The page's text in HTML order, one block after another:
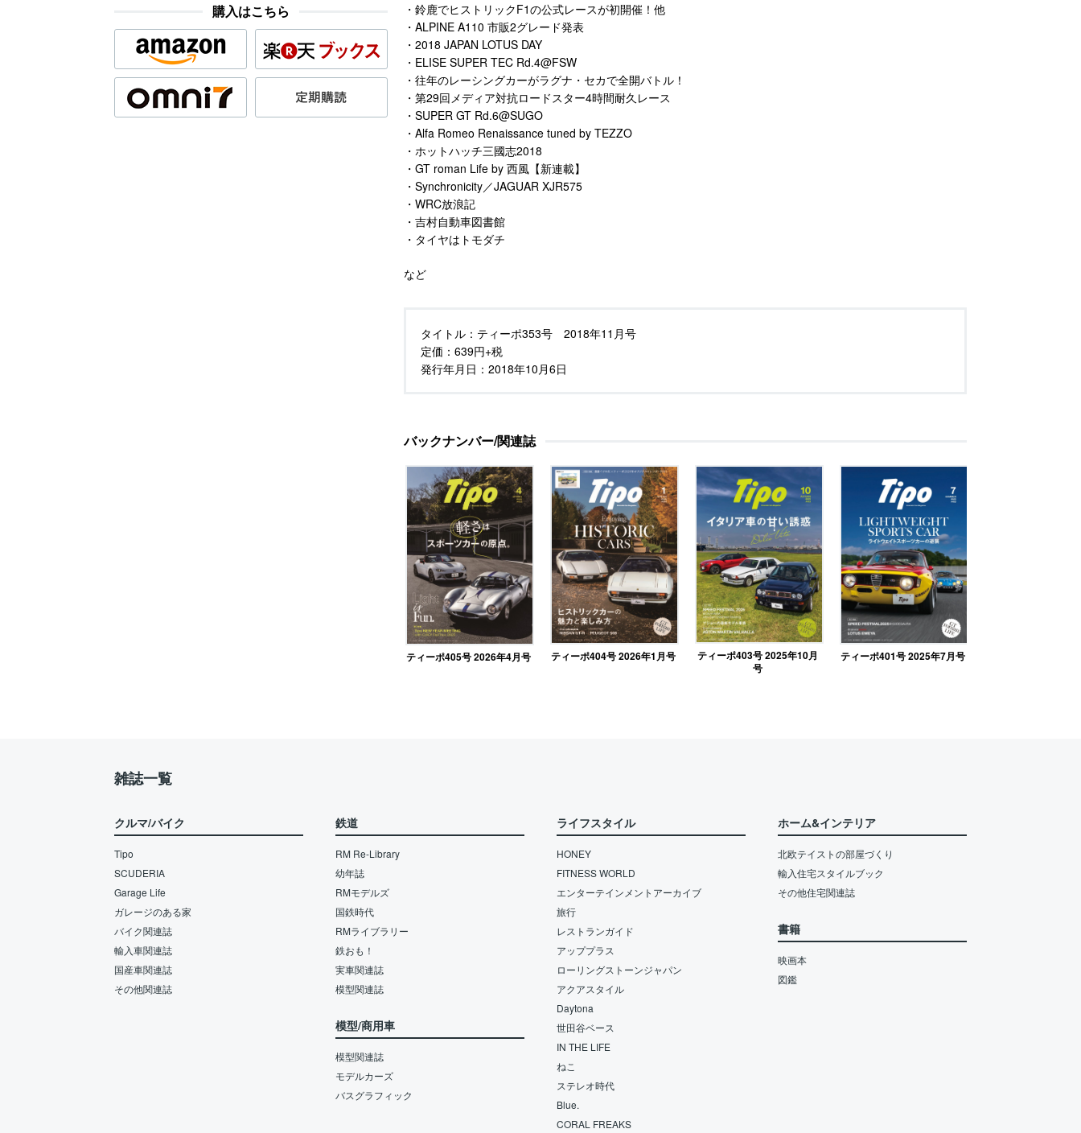
購入はこちら
・鈴鹿でヒストリックF1の公式レースが初開催！他
・ALPINE A110 市販2グレード発表
・2018 JAPAN LOTUS DAY
・ELISE SUPER TEC Rd.4@FSW
・往年のレーシングカーがラグナ・セカで全開バトル！
・第29回メディア対抗ロードスター4時間耐久レース
・SUPER GT Rd.6@SUGO
・Alfa Romeo Renaissance tuned by TEZZO
・ホットハッチ三國志2018
・GT roman Life by 西風【新連載】
・Synchronicity／JAGUAR XJR575
・WRC放浪記
・吉村自動車図書館
・タイヤはトモダチ
など
タイトル： ティーポ353号 2018年11月号
定価： 639円+税
発行年月日： 2018年10月6日
バックナンバー/関連誌
ティーポ405号 2026年4月号 ティーポ404号 2026年1月号
ティーポ403号 2025年10月
号
ティーポ401号 2025年7月号
雑誌一覧
クルマ/バイク
Tipo
SCUDERIA
Garage Life
ガレージのある家
バイク関連誌
輸入車関連誌
国産車関連誌
その他関連誌
鉄道
RM Re-Library
幼年誌
RMモデルズ
国鉄時代
RMライブラリー
鉄おも！
実車関連誌
模型関連誌
模型/商用車
模型関連誌
モデルカーズ
バスグラフィック
ライフスタイル
HONEY
FITNESS WORLD
エンターテインメントアーカイブ
旅行
レストランガイド
アッププラス
ローリングストーンジャパン
アクアスタイル
Daytona
世田谷ベース
IN THE LIFE
ねこ
ステレオ時代
Blue.
CORAL FREAKS
ホーム&インテリア
北欧テイストの部屋づくり
輸入住宅スタイルブック
その他住宅関連誌
書籍
映画本
図鑑